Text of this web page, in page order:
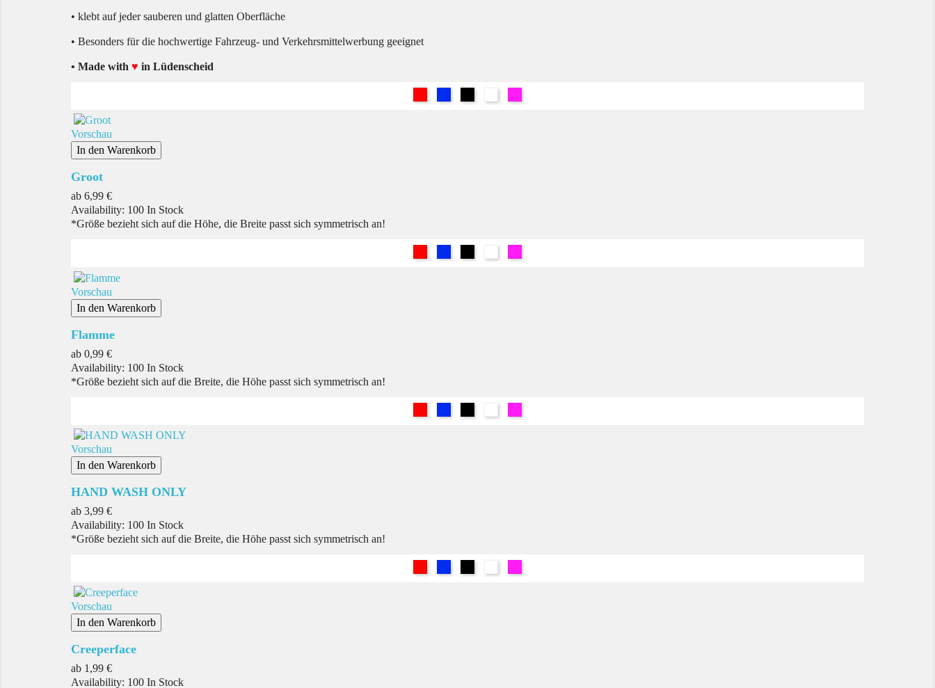
• klebt auf jeder sauberen und glatten Oberfläche
• Besonders für die hochwertige Fahrzeug- und Verkehrsmittelwerbung geeignet
• Made with ♥ in Lüdenscheid
Vorschau
In den Warenkorb
Groot
ab Preis
6,99 €
Availability: 100 In Stock
*Größe bezieht sich auf die Höhe, die Breite passt sich symmetrisch an!
Vorschau
In den Warenkorb
Flamme
ab Preis
0,99 €
Availability: 100 In Stock
*Größe bezieht sich auf die Breite, die Höhe passt sich symmetrisch an!
Vorschau
In den Warenkorb
HAND WASH ONLY
ab Preis
3,99 €
Availability: 100 In Stock
*Größe bezieht sich auf die Breite, die Höhe passt sich symmetrisch an!
Vorschau
In den Warenkorb
Creeperface
ab Preis
1,99 €
Availability: 100 In Stock